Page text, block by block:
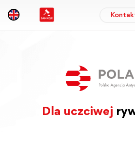
Dla uczciwej